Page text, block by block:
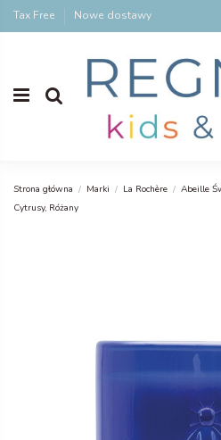
Tax Free Nowe dostawy
Strona główna Marki La Rochère
Abeille
Cytrusy, Różany